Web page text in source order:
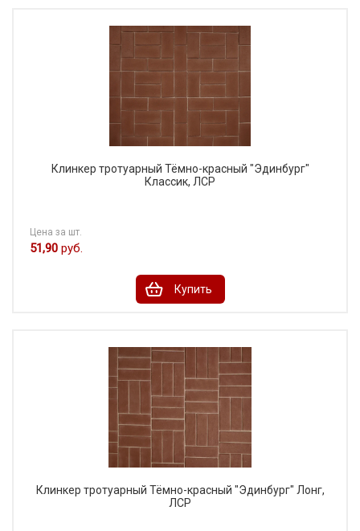
Клинкер тротуарный Тёмно-красный "Эдинбург"
Классик, ЛСР
Цена за шт.
51,90 руб.
Купить
Клинкер тротуарный Тёмно-красный "Эдинбург" Лонг,
ЛСР